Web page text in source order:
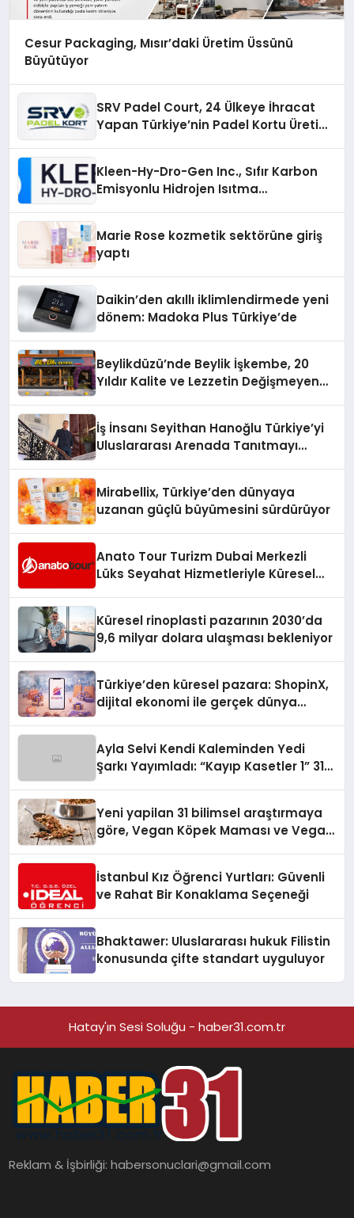
Cesur Packaging, Mısır’daki Üretim Üssünü
Büyütüyor
SRV Padel Court, 24 Ülkeye İhracat
Yapan Türkiye’nin Padel Kortu Üretim
Kleen-Hy-Dro-Gen Inc., Sıfır Karbon
Emisyonlu Hidrojen Isıtma
Marie Rose kozmetik sektörüne giriş
yaptı
Daikin’den akıllı iklimlendirmede yeni
dönem: Madoka Plus Türkiye’de
Beylikdüzü’nde Beylik İşkembe, 20
Yıldır Kalite ve Lezzetin Değişmeyen
İş İnsanı Seyithan Hanoğlu Türkiye’yi
Uluslararası Arenada Tanıtmayı
Mirabellix, Türkiye’den dünyaya
uzanan güçlü büyümesini sürdürüyor
Anato Tour Turizm Dubai Merkezli
Lüks Seyahat Hizmetleriyle Küresel
Küresel rinoplasti pazarının 2030’da
9,6 milyar dolara ulaşması bekleniyor
Türkiye’den küresel pazara: ShopinX,
dijital ekonomi ile gerçek dünya
Ayla Selvi Kendi Kaleminden Yedi
Şarkı Yayımladı: “Kayıp Kasetler 1” 31
Yeni yapilan 31 bilimsel araştırmaya
göre, Vegan Köpek Maması ve Vegan
İstanbul Kız Öğrenci Yurtları: Güvenli
ve Rahat Bir Konaklama Seçeneği
Bhaktawer: Uluslararası hukuk Filistin
konusunda çifte standart uyguluyor
Hatay'ın Sesi Soluğu - haber31.com.tr
Reklam & İşbirliği:habersonuclari@gmail.com